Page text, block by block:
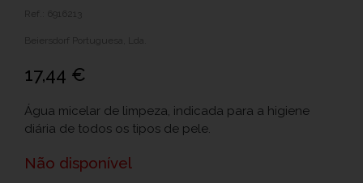
Ref.: 6916213
Beiersdorf Portuguesa, Lda.
17,44 €
Água micelar de limpeza, indicada para a higiene
diária de todos os tipos de pele.
Não disponível